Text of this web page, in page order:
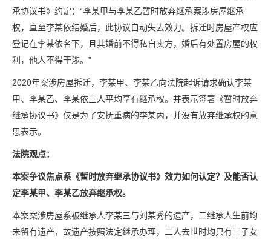
承协议书》约定：“李某甲与李某乙暂时放弃继承案涉房屋继承
权，直至李某依结婚后，此协议自动失去效力。拆迁时房屋产权应
登记在李某依名下，且其婚前不得私自卖方，婚后有处置房屋的权
利，他人不得干涉。”
2020年案涉房屋拆迁，李某甲、李某乙向法院起诉请求确认李某
甲、李某乙、李某依三人平均享有继承权。并表示签署《暂时放弃
继承协议书》仅是为了安抚重病的李某丙，并没有放弃继承权的意
思表示。
法院观点：
本案争议焦点系《暂时放弃继承协议书》效力如何认定？及能否认
定李某甲、李某乙放弃继承权。
本案案涉房屋系被继承人李某三与刘某秀的遗产，二继承人生前均
未留有遗产，故遗产按照法定继承办理，二人去世时均只有三子女